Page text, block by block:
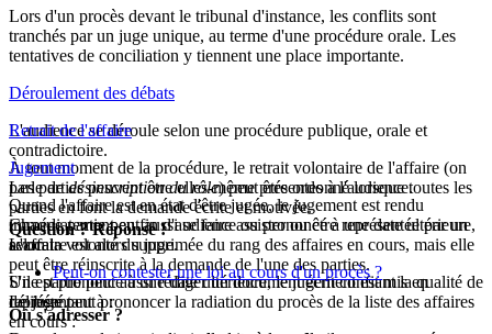
Lors d'un procès devant le tribunal d'instance, les conflits sont
tranchés par un juge unique, au terme d'une procédure orale. Les
tentatives de conciliation y tiennent une place importante.
Déroulement des débats
L'audience se déroule selon une procédure publique, orale et
contradictoire.
Les parties peuvent être elles-même présentes à l'audience.
Chaque partie peut aussi se faire assister ou être représentée par un
avocat.
Une partie peut aussi rédiger un document écrit confiant la qualité de
représentant à :
Retrait de l'affaire
À tout moment de la procédure, le retrait volontaire de l'affaire (on
parle dedésinscription du rôle) peut être ordonné lorsque toutes les
parties en font la demande écrite et motivée.
L'affaire est alors supprimée du rang des affaires en cours, mais elle
peut être réinscrite à la demande de l'une des parties.
Le juge peut prononcer la radiation du procès de la liste des affaires
en cours :
Jugement
Quand l'affaire est en état d'être jugée, le jugement est rendu
immédiatement en fin d'audience ou prononcé à une date ultérieure,
selon la volonté du juge.
S'il est prononcé à une date ultérieure, le jugement est misen
délibéré.
Question ? Réponse !
Peut-on contester une loi au cours d'un procès ?
Où s'adresser ?